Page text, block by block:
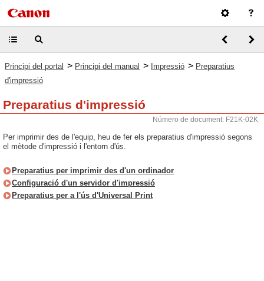
Principi del portal > Principi del manual > Impressió > Preparatius
d'impressió
Preparatius d'impressió
Número de document: F21K-02K
Per imprimir des de l'equip, heu de fer els preparatius d'impressió segons
el mètode d'impressió i l'entorn d'ús.
Preparatius per imprimir des d'un ordinador
Configuració d'un servidor d'impressió
Preparatius per a l'ús d'Universal Print